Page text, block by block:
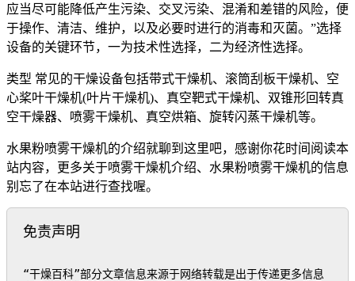
应当尽可能降低产生污染、交叉污染、混淆和差错的风险，便
于操作、清洁、维护，以及必要时进行的消毒和灭菌。”选择
设备的关键环节，一为技术性选择，二为经济性选择。
类型 常见的干燥设备包括带式干燥机、滚筒刮板干燥机、空
心桨叶干燥机(叶片干燥机)、真空靶式干燥机、双锥形回转真
空干燥器、喷雾干燥机、真空烘箱、旋转闪蒸干燥机等。
水果粉喷雾干燥机的介绍就聊到这里吧，感谢你花时间阅读本
站内容，更多关于喷雾干燥机介绍、水果粉喷雾干燥机的信息
别忘了在本站进行查找喔。
免责声明
“干燥百科”部分文章信息来源于网络转载是出于传递更多信息